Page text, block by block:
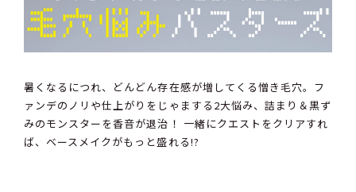
暑くなるにつれ、どんどん存在感が増してくる憎き毛穴。フ
ァンデのノリや仕上がりをじゃまする2大悩み、詰まり＆黒ず
みのモンスターを香音が退治！ 一緒にクエストをクリアすれ
ば、ベースメイクがもっと盛れる!?